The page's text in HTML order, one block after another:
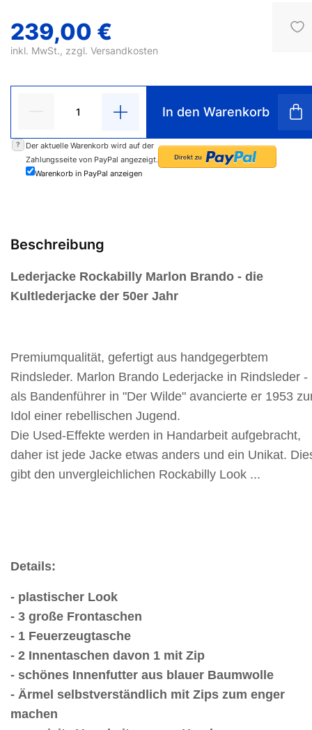
239,00 €
inkl. MwSt., zzgl. Versandkosten
In den Warenkorb
?
Der aktuelle Warenkorb wird auf der
Zahlungsseite von PayPal angezeigt.
Warenkorb in PayPal anzeigen
Beschreibung
Lederjacke Rockabilly Marlon Brando - die
Kultlederjacke der 50er Jahr
Premiumqualität, gefertigt aus handgegerbtem
Rindsleder. Marlon Brando Lederjacke in Rindsleder -
als Bandenführer in "Der Wilde" avancierte er 1953
Idol einer rebellischen Jugend.
Die Used-Effekte werden in Handarbeit aufgebracht,
daher ist jede Jacke etwas anders und ein Unikat.
gibt den unvergleichlichen Rockabilly Look ...
Details:
- plastischer Look
- 3 große Frontaschen
- 1 Feuerzeugtasche
- 2 Innentaschen davon 1 mit Zip
- schönes Innenfutter aus blauer Baumwolle
- Ärmel selbstverständlich mit Zips zum enger
machen